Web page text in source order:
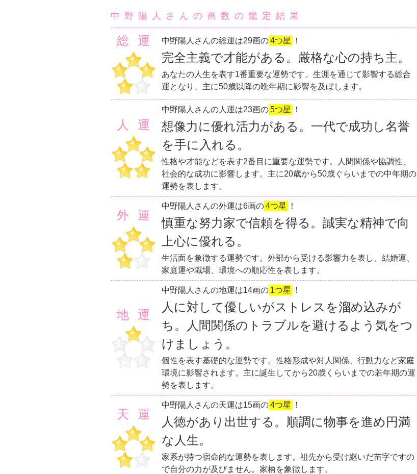
中野陽人さんの画数の鑑定結果
総運 中野陽人さんの総運は29画の4つ星 ！
完全主義で才能がある。厳格な心の持ち主。
あなたの人生を表す1番重要な運勢です。生涯を通じて影響する総合
運となり、主に50歳以降の晩年期に影響を及ぼします。
人運
中野陽人さんの人運は23画の5つ星 ！
想像力に優れ活力がある。一代で成功し名誉
を手に入れる。
性格や才能などを表す2番目に重要な運勢です。人間関係や協調性、
社会的な成功に影響します。主に20歳から50歳ぐらいまでの中年期の
運勢を表します。
外運
中野陽人さんの外運は6画の4つ星 ！
慎重な努力家で信頼を得る。誠実な精神で向
上心に優れる。
生活面を象徴する運勢です。外部から受ける影響力を表し、結婚運、
家庭運や職場、環境への順応性を表します。
地運
中野陽人さんの地運は14画の 1つ星 ！
人に対して優しいがストレスを溜め込みが
ち。人間関係のトラブルを避けるよう気をつ
けましょう。
個性を表す基礎的な運勢です。性格形成や対人関係、行動力など家庭
環境に影響されます。主に誕生してから20歳くらいまでの若年期の運
勢を表します。
天運
中野陽人さんの天運は15画の4つ星 ！
人徳があり出世する。順調に物事を進め円満
な人生。
家系が持つ宿命的な運勢を表します。祖先から受け継いだ苗字ですの
で自分の力が及びません。家柄を象徴します。